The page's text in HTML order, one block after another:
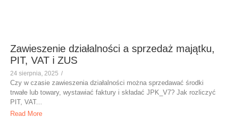
Zawieszenie działalności a sprzedaż majątku,
PIT, VAT i ZUS
24 sierpnia, 2025 /
Czy w czasie zawieszenia działalności można sprzedawać środki
trwałe lub towary, wystawiać faktury i składać JPK_V7? Jak rozliczyć
PIT, VAT...
Read More